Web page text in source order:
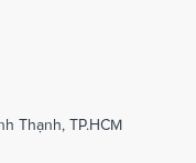
Thạnh, TP.HCM